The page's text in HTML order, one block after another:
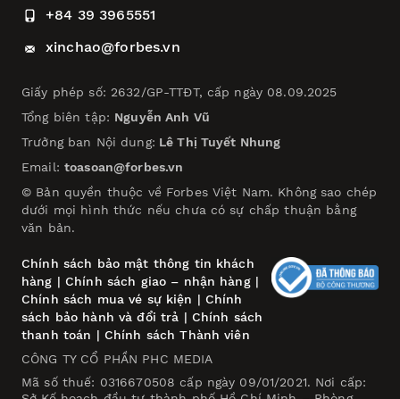
+84 39 3965551
xinchao@forbes.vn
Giấy phép số: 2632/GP-TTĐT, cấp ngày 08.09.2025
Tổng biên tập: Nguyễn Anh Vũ
Trưởng ban Nội dung: Lê Thị Tuyết Nhung
Email: toasoan@forbes.vn
© Bản quyền thuộc về Forbes Việt Nam. Không sao chép
dưới mọi hình thức nếu chưa có sự chấp thuận bằng
văn bản.
Chính sách bảo mật thông tin khách
hàng | Chính sách giao – nhận hàng|
Chính sách mua vé sự kiện | Chính
sách bảo hành và đổi trả | Chính sách
thanh toán | Chính sách Thành viên
CÔNG TY CỔ PHẦN PHC MEDIA
Mã số thuế: 0316670508 cấp ngày 09/01/2021. Nơi cấp: